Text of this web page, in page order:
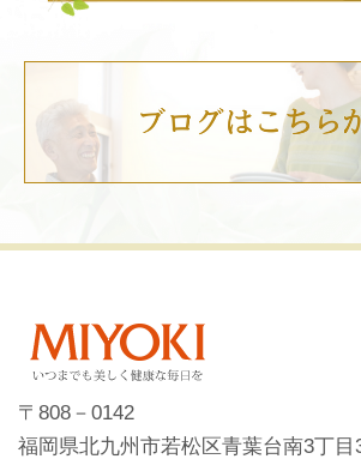
〒808－0142
福岡県北九州市若松区青葉台南3丁目